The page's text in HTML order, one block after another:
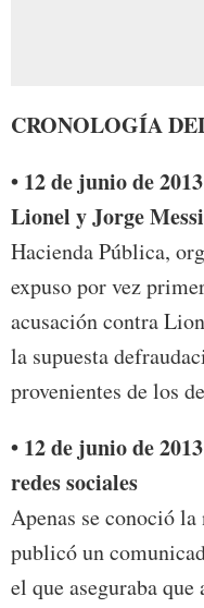
CRONOLOGÍA
• 12 de junio de
Lionel y Jorge Messi
Hacienda Pública,
expuso por vez
acusación contra
la supuesta
provenientes de los
• 12 de junio de
redes sociales
Apenas se conoció
publicó un
el que aseguraba